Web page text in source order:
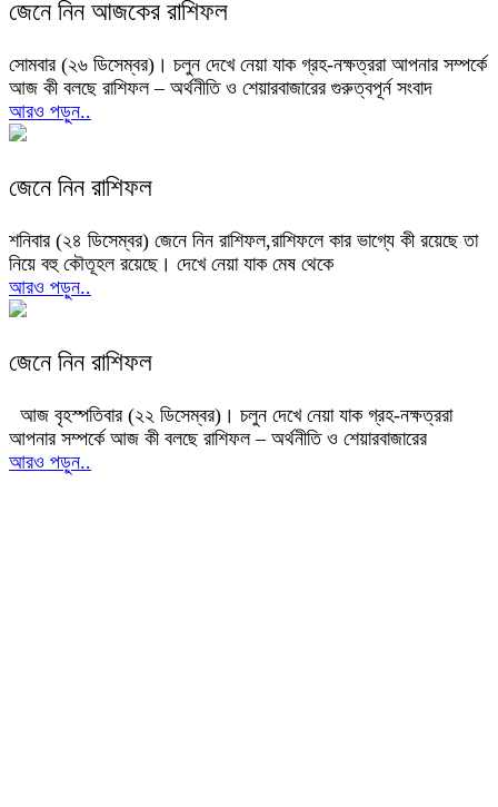
জেনে নিন আজকের রাশিফল
সোমবার (২৬ ডিসেম্বর)। চলুন দেখে নেয়া যাক গ্রহ-নক্ষত্ররা আপনার সম্পর্কে
আজ কী বলছে রাশিফল – অর্থনীতি ও শেয়ারবাজারের গুরুত্বপূর্ন সংবাদ
আরও পড়ুন..
জেনে নিন রাশিফল
শনিবার (২৪ ডিসেম্বর) জেনে নিন রাশিফল,রাশিফলে কার ভাগ্যে কী রয়েছে তা
নিয়ে বহু কৌতূহল রয়েছে। দেখে নেয়া যাক মেষ থেকে
আরও পড়ুন..
জেনে নিন রাশিফল
আজ বৃহস্পতিবার (২২ ডিসেম্বর)। চলুন দেখে নেয়া যাক গ্রহ-নক্ষত্ররা
আপনার সম্পর্কে আজ কী বলছে রাশিফল – অর্থনীতি ও শেয়ারবাজারের
আরও পড়ুন..